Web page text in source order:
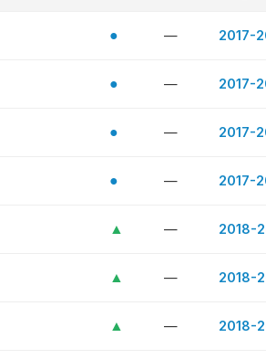
● — 2017-
● — 2017-
● — 2017-
● — 2017-
▲ — 2018-
▲ — 2018-
▲ — 2018-